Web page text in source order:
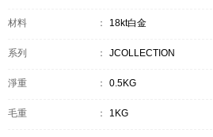
材料 ： 18kt白金
系列 ： JCOLLECTION
淨重 ： 0.5KG
毛重 ： 1KG